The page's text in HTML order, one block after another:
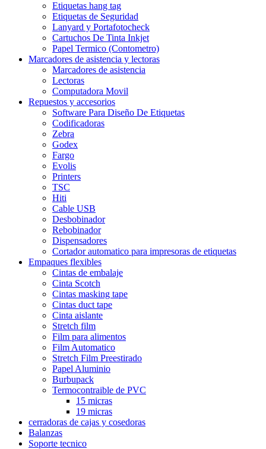
Etiquetas hang tag
Etiquetas de Seguridad
Lanyard y Portafotocheck
Cartuchos De Tinta Inkjet
Papel Termico (Contometro)
Marcadores de asistencia y lectoras
Marcadores de asistencia
Lectoras
Computadora Movil
Repuestos y accesorios
Software Para Diseño De Etiquetas
Codificadoras
Zebra
Godex
Fargo
Evolis
Printers
TSC
Hiti
Cable USB
Desbobinador
Rebobinador
Dispensadores
Cortador automatico para impresoras de etiquetas
Empaques flexibles
Cintas de embalaje
Cinta Scotch
Cintas masking tape
Cintas duct tape
Cinta aislante
Stretch film
Film para alimentos
Film Automatico
Stretch Film Preestirado
Papel Aluminio
Burbupack
Termocontraible de PVC
15 micras
19 micras
cerradoras de cajas y cosedoras
Balanzas
Soporte tecnico